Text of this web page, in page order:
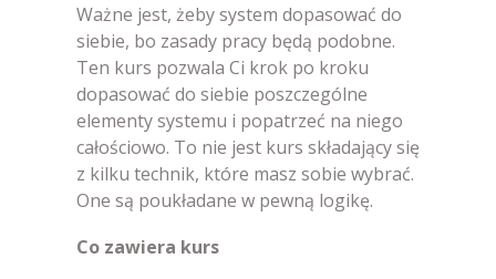
Ważne jest, żeby system dopasować do
siebie, bo zasady pracy będą podobne.
Ten kurs pozwala Ci krok po kroku
dopasować do siebie poszczególne
elementy systemu i popatrzeć na niego
całościowo. To nie jest kurs składający się
z kilku technik, które masz sobie wybrać.
One są poukładane w pewną logikę.
Co zawiera kurs